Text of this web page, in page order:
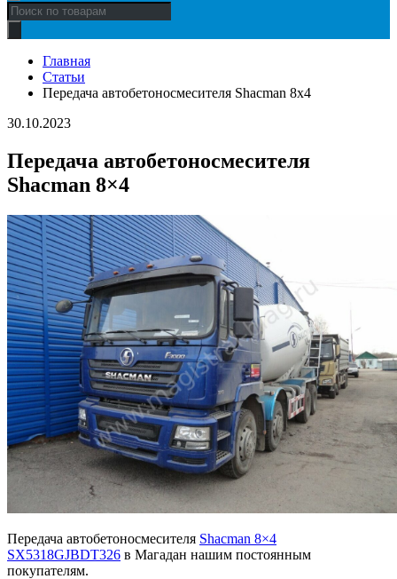
Поиск
товаров
Главная
Статьи
Передача автобетоносмесителя Shacman 8x4
30.10.2023
Передача автобетоносмесителя
Shacman 8×4
Передача автобетоносмесителя Shacman 8×4
SX5318GJBDT326 в Магадан нашим постоянным
покупателям.